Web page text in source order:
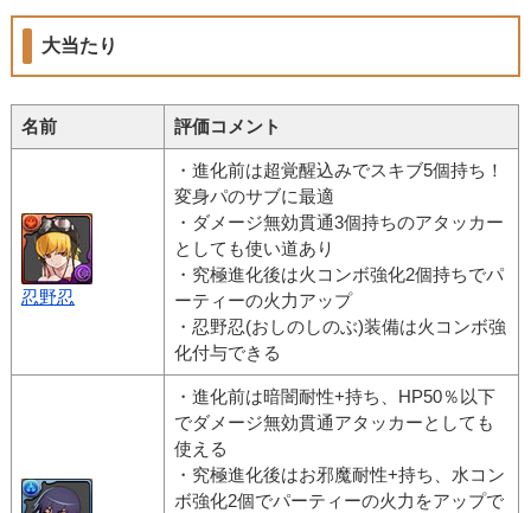
大当たり
名前 評価コメント
忍野忍
・進化前は超覚醒込みでスキブ5個持ち！
変身パのサブに最適
・ダメージ無効貫通3個持ちのアタッカー
としても使い道あり
・究極進化後は火コンボ強化2個持ちでパ
ーティーの火力アップ
・忍野忍(おしのしのぶ)装備は火コンボ強
化付与できる
・進化前は暗闇耐性+持ち、HP50％以下
でダメージ無効貫通アタッカーとしても
使える
・究極進化後はお邪魔耐性+持ち、水コン
ボ強化2個でパーティーの火力をアップで